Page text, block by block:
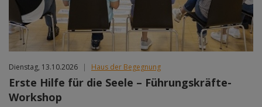
Dienstag, 13.10.2026 | Haus der Begegnung
Erste Hilfe für die Seele – Führungskräfte-
Workshop